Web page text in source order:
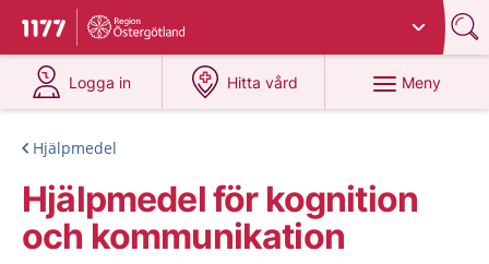
Till startsidan för 1177
Du har valt region
Logga in
på 1177.se
Hitta vård
på 1177.se
Meny
Hjälpmedel
Hjälpmedel för kognition
och kommunikation